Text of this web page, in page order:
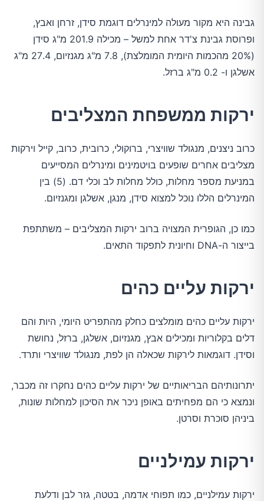
גבינה היא מקור מעולה למינרלים דוגמת סידן, זרחן ואבץ,
ופרוסת גבינת צ'דר אחת למשל – מכילה 201.9 מ"ג סידן
(20% מהכמות היומית המומלצת), 7.8 מ"ג מגנזיום, 27.4 מ"ג
אשלגן ו- 0.2 מ"ג ברזל.
ירקות ממשפחת המצליבים
כרוב ניצנים, מנגולד שוויצרי, ברוקולי, כרובית, כרוב, קייל וירקות
מצליבים אחרים שופעים בויטמינים ומינרלים המסייעים
במניעת מספר מחלות, כולל מחלות לב וכלי דם. (5) בין
המינרלים הללו נוכל למצוא סידן, מנגן, אשלגן ומגנזיום.
כמו כן, הגופרית המצויה ברוב ירקות המצליבים – משתתפת
בייצור ה-DNA וחיונית לתפקוד התאים.
ירקות עליים כהים
ירקות עליים כהים מומלצים כחלק מהתפריט היומי, היות והם
דלים בקלוריות ומכילים אבץ, מגנזיום, אשלגן, ברזל, נחושת
וסידן. דוגמאות לירקות שכאלה הן לפת, מנגולד שוויצרי ותרד.
יתרונותיהם הבריאותיים של ירקות עליים כהים נחקרו זה מכבר,
ונמצא כי הם מפחיתים באופן ניכר את הסיכון למחלות שונות,
ביניהן סוכרת וסרטן.
ירקות עמילניים
ירקות עמילניים, כמו תפוחי אדמה, בטטה, גזר לבן ודלעת